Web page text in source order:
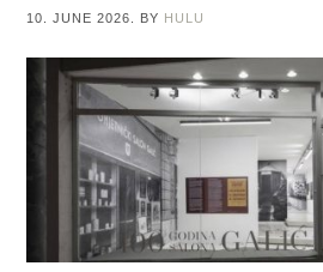
10. JUNE 2026. BY HULU